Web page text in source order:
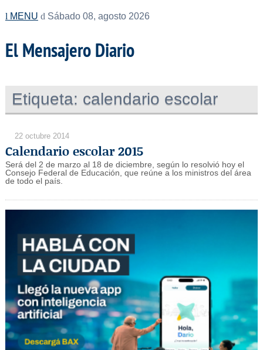
MENU Sábado 08, agosto 2026
El Mensajero Diario
Etiqueta: calendario escolar
22 octubre 2014
Calendario escolar 2015
Será del 2 de marzo al 18 de diciembre, según lo resolvió hoy el
Consejo Federal de Educación, que reúne a los ministros del área
de todo el país.